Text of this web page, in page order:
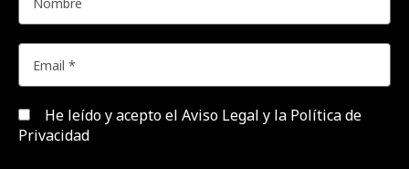
He leído y acepto el Aviso Legal y la Política de
Privacidad